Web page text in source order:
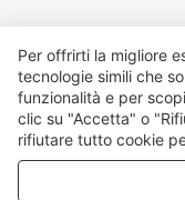
Per offrirti la migliore
tecnologie simili che
funzionalità e per
clic su "Accetta" o
rifiutare tutto cookie
marketing. Per